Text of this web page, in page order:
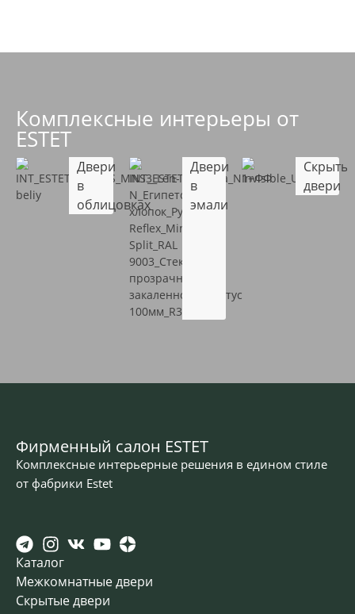
Комплексные интерьеры от
ESTET
Двери
в
облицовках
Двери
в
эмали
двери
Фирменный салон ESTET
Комплексные интерьерные решения в едином стиле
от фабрики Estet
Каталог
Межкомнатные двери
Скрытые двери